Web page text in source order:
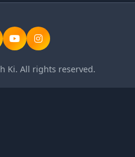
Ki. All rights reserved.